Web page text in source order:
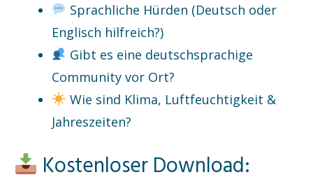
Sprachliche Hürden (Deutsch oder
Englisch hilfreich?)
Gibt es eine deutschsprachige
Community vor Ort?
Wie sind Klima, Luftfeuchtigkeit &
Jahreszeiten?
Kostenloser Download: